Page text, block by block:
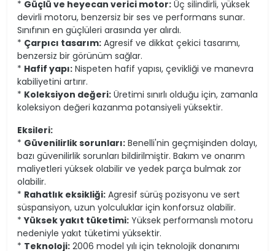
* Güçlü ve heyecan verici motor: Üç silindirli, yüksek
devirli motoru, benzersiz bir ses ve performans sunar.
Sınıfının en güçlüleri arasında yer alırdı.
* Çarpıcı tasarım: Agresif ve dikkat çekici tasarımı,
benzersiz bir görünüm sağlar.
* Hafif yapı: Nispeten hafif yapısı, çevikliği ve manevra
kabiliyetini artırır.
* Koleksiyon değeri: Üretimi sınırlı olduğu için, zamanla
koleksiyon değeri kazanma potansiyeli yüksektir.
Eksileri:
* Güvenilirlik sorunları: Benelli'nin geçmişinden dolayı,
bazı güvenilirlik sorunları bildirilmiştir. Bakım ve onarım
maliyetleri yüksek olabilir ve yedek parça bulmak zor
olabilir.
* Rahatlık eksikliği: Agresif sürüş pozisyonu ve sert
süspansiyon, uzun yolculuklar için konforsuz olabilir.
*Yüksek yakıt tüketimi: Yüksek performanslı motoru
nedeniyle yakıt tüketimi yüksektir.
* Teknoloji: 2006 model yılı için teknolojik donanımı